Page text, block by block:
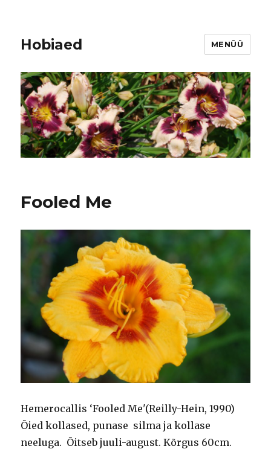
Hobiaed MENÜÜ
Fooled Me
Hemerocallis ‘Fooled Me'(Reilly-Hein, 1990)
Õied kollased, punase silma ja kollase
neeluga. Õitseb juuli-august. Kõrgus 60cm.